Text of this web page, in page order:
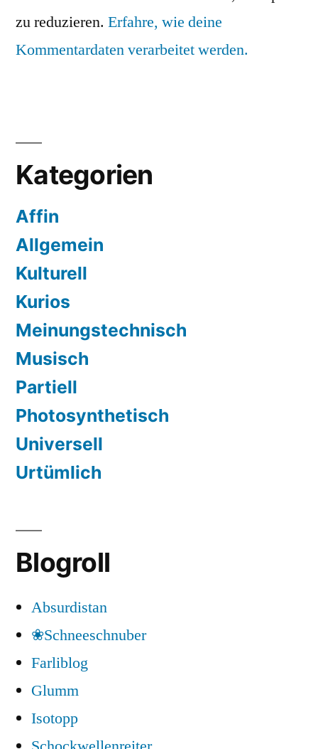
zu reduzieren. Erfahre, wie deine
Kommentardaten verarbeitet werden.
Kategorien
Affin
Allgemein
Kulturell
Kurios
Meinungstechnisch
Musisch
Partiell
Photosynthetisch
Universell
Urtümlich
Blogroll
Absurdistan
❀Schneeschnuber
Farliblog
Glumm
Isotopp